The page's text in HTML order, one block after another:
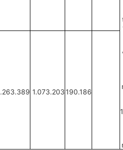
1.073.203 190.186